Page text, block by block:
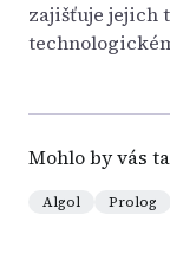
zajišťuje jejich
Mohlo by vás
Algol Prolog